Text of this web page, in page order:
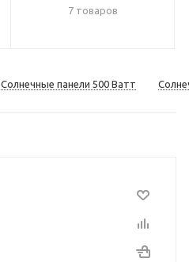
7 товаров
Солнечные панели 500 Ватт